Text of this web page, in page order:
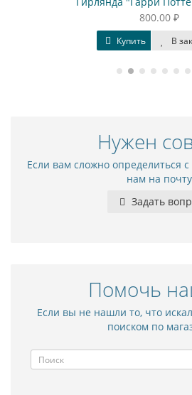
800.00 ₽
Купить В
Нужен
Если вам сложно определиться
нам на почту
Задать
Помочь
Если вы не нашли то, что
поиском по